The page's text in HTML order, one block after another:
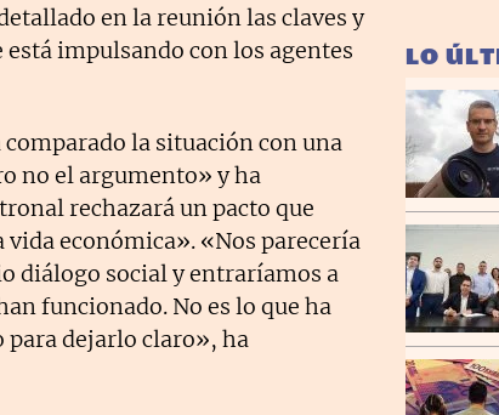
en la reunión las claves y
impulsando con los agentes
la situación con una
no el argumento» y ha
rechazará un pacto que
económica». «Nos parecería
diálogo social y entraríamos a
funcionado. No es lo que ha
dejarlo claro», ha
LO